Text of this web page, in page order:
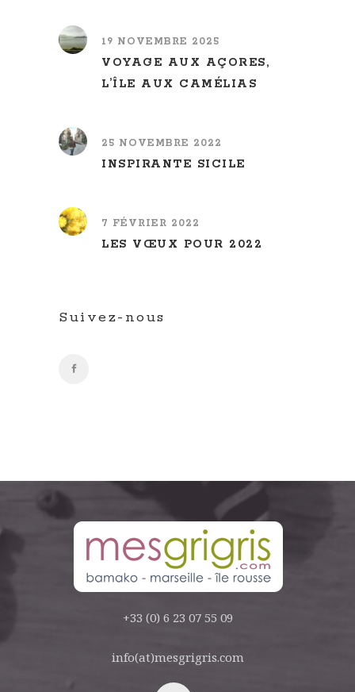
19 NOVEMBRE 2025
VOYAGE AUX AÇORES,
L’ÎLE AUX CAMÉLIAS
25 NOVEMBRE 2022
INSPIRANTE SICILE
7 FÉVRIER 2022
LES VŒUX POUR 2022
Suivez-nous
+33 (0) 6 23 07 55 09
info(at)mesgrigris.com